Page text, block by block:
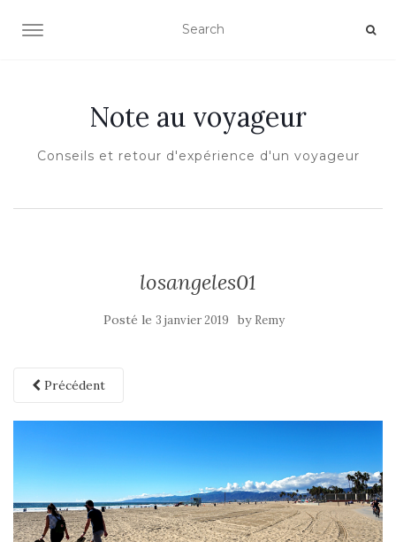
OUVRIR/FERMER LA NAVIGATION
Note au voyageur
Conseils et retour d'expérience d'un voyageur
losangeles01
Posté le 3 janvier 2019 by Remy
Précédent